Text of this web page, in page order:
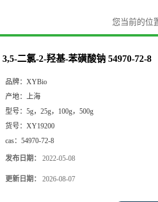
您当前的位
3,5-二氯-2-羟基-苯磺酸钠 54970-72-8
品牌： XYBio
产地： 上海
型号： 5g，25g，100g，500g
货号： XY19200
cas： 54970-72-8
发布日期： 2022-05-08
更新日期： 2026-08-07